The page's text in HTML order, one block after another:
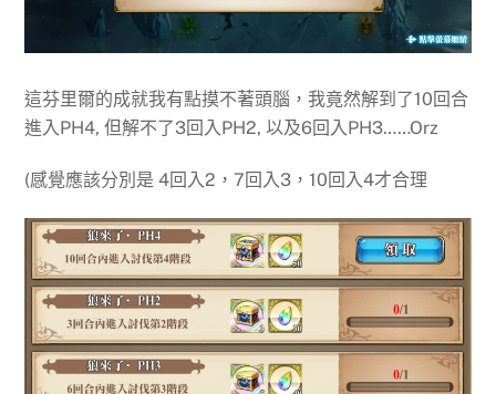
這芬里爾的成就我有點摸不著頭腦，我竟然解到了10回合
進入PH4, 但解不了3回入PH2, 以及6回入PH3……Orz
(感覺應該分別是 4回入2，7回入3，10回入4才合理